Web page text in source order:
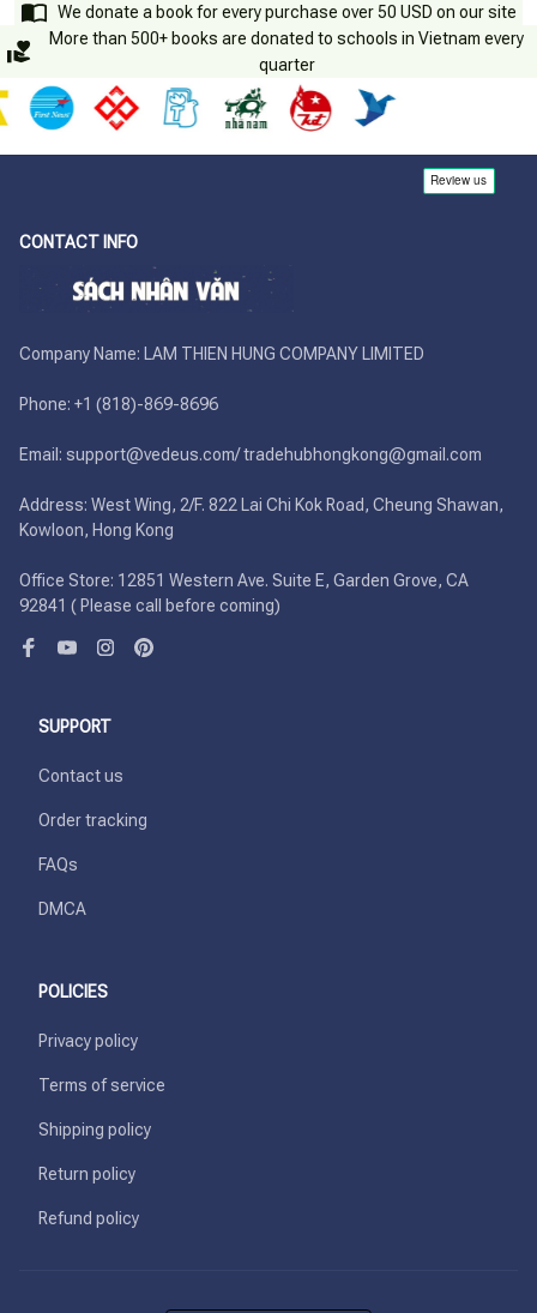
We donate a book for every purchase over 50 USD on our site
More than 500+ books are donated to schools in Vietnam every
quarter
CONTACT INFO
Company Name: LAM THIEN HUNG COMPANY LIMITED
Phone: +1 (818)-869-8696
Email: support@vedeus.com/ tradehubhongkong@gmail.com
Address: West Wing, 2/F. 822 Lai Chi Kok Road, Cheung Shawan,
Kowloon, Hong Kong
Office Store: 12851 Western Ave. Suite E, Garden Grove, CA
92841 ( Please call before coming)
SUPPORT
Contact us
Order tracking
FAQs
DMCA
POLICIES
Privacy policy
Terms of service
Shipping policy
Return policy
Refund policy